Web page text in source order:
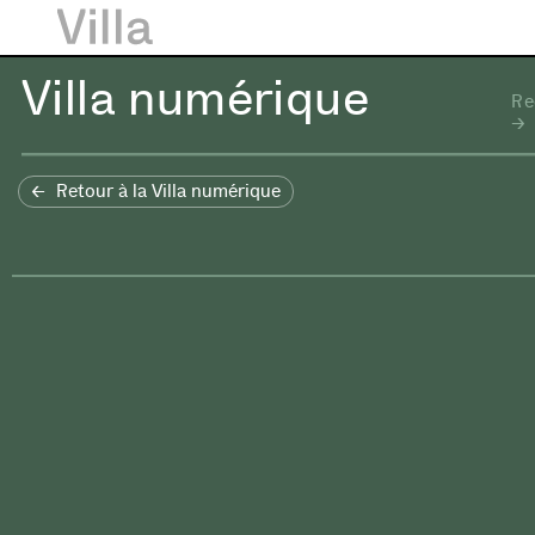
Villa numérique
Retour à la Villa numérique